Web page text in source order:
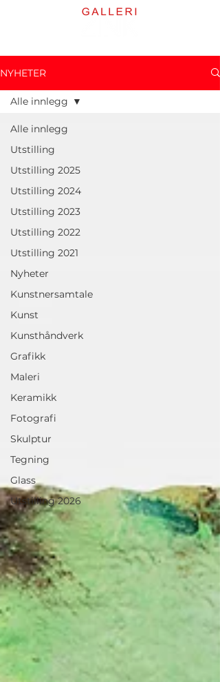
NYHETER
Alle innlegg
Utstilling
Utstilling 2025
Utstilling 2024
Utstilling 2023
Utstilling 2022
Utstilling 2021
Nyheter
Kunstnersamtale
Kunst
Kunsthåndverk
Grafikk
Maleri
Keramikk
Fotografi
Skulptur
Tegning
Glass
Utstilling 2026
Alle innlegg